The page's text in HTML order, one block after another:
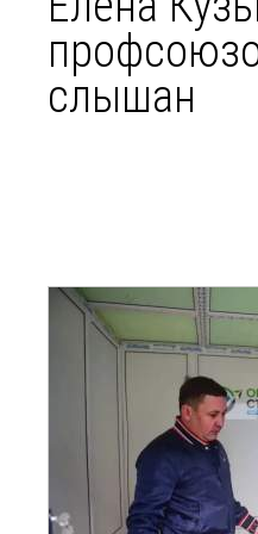
слышан